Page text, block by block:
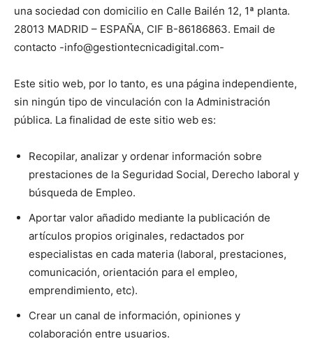
una sociedad con domicilio en Calle Bailén 12, 1ª planta.
28013 MADRID – ESPAÑA, CIF B-86186863. Email de
contacto -info@gestiontecnicadigital.com-
Este sitio web, por lo tanto, es una página independiente,
sin ningún tipo de vinculación con la Administración
pública. La finalidad de este sitio web es:
Recopilar, analizar y ordenar información sobre
prestaciones de la Seguridad Social, Derecho laboral y
búsqueda de Empleo.
Aportar valor añadido mediante la publicación de
artículos propios originales, redactados por
especialistas en cada materia (laboral, prestaciones,
comunicación, orientación para el empleo,
emprendimiento, etc).
Crear un canal de información, opiniones y
colaboración entre usuarios.